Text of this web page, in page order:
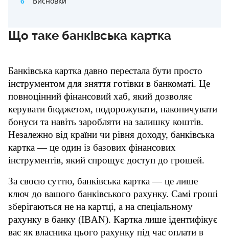
Що таке банківська картка
Банківська картка давно перестала бути просто
інструментом для зняття готівки в банкоматі. Це
повноцінний фінансовий хаб, який дозволяє
керувати бюджетом, подорожувати, накопичувати
бонуси та навіть заробляти на залишку коштів.
Незалежно від країни чи рівня доходу, банківська
картка — це один із базових фінансових
інструментів, який спрощує доступ до грошей.
За своєю суттю, банківська картка — це лише
ключ до вашого банківського рахунку. Самі гроші
зберігаються не на картці, а на спеціальному
рахунку в банку (IBAN). Картка лише ідентифікує
вас як власника цього рахунку під час оплати в